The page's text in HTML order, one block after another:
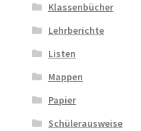
Klassenbücher
Lehrberichte
Listen
Mappen
Papier
Schülerausweise